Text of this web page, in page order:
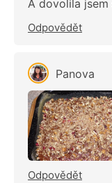
A dovolila
Odpovědět
Panova
Odpovědět